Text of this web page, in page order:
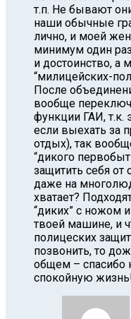
т.п. Не бывают
наши обычные
лично, и моей
минимум один
и достоинство, а
“милицейских-
После
вообще
функции ГАИ, т.к.
если выехать за
отдых), так
“дикого
защитить себя
даже на
хватает?
“диких” с ножом
твоей машине, и
полицеских
позвонить, то
общем – спасибо
спокойную